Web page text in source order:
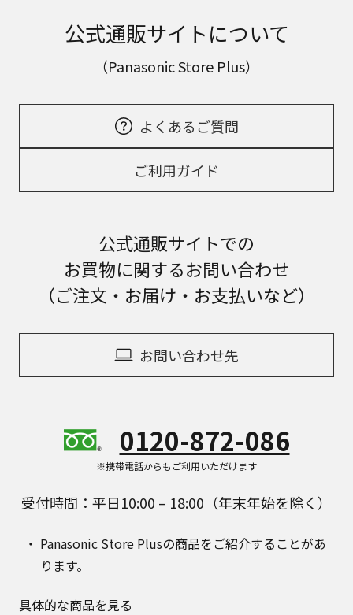
公式通販サイトについて
（Panasonic Store Plus）
よくあるご質問
ご利用ガイド
公式通販サイトでの
お買物に関するお問い合わせ
（ご注文・お届け・お支払いなど）
お問い合わせ先
0120-872-086
※携帯電話からもご利用いただけます
受付時間：平日10:00 – 18:00（年末年始を除く）
Panasonic Store Plusの商品をご紹介することがあ
ります。
具体的な商品を見る